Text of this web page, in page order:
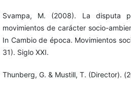
Svampa, M. (2008). La disputa
movimientos de carácter socio-
In Cambio de época. Movimientos
31). Siglo XXI.
Thunberg, G. & Mustill, T. (Director).